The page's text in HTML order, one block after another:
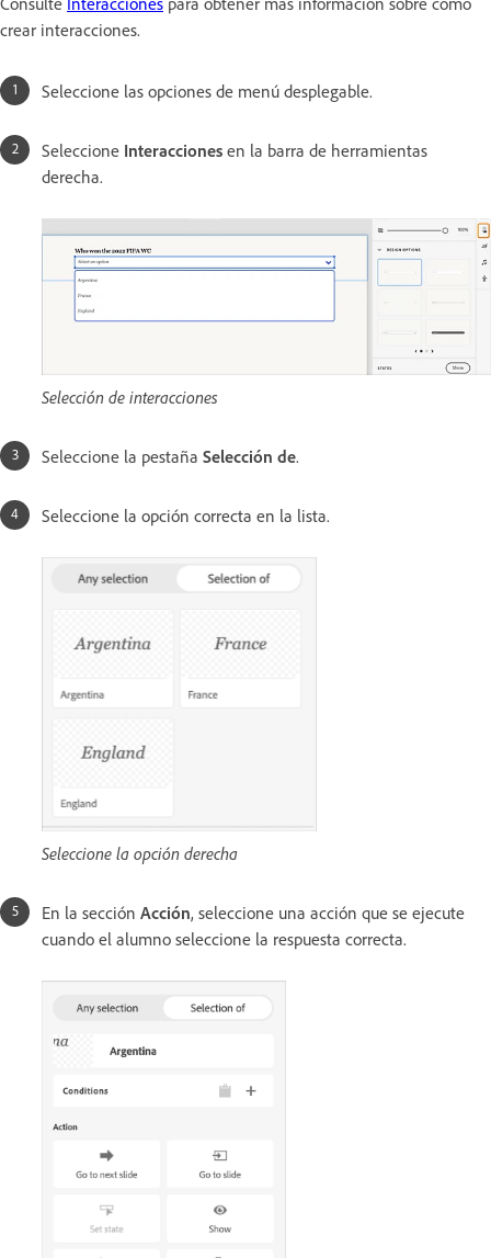
crear interacciones.
Seleccione las opciones de menú desplegable.
Seleccione Interacciones en la barra de herramientas
derecha.
Selección de interacciones
Seleccione la pestaña Selección de.
Seleccione la opción correcta en la lista.
Seleccione la opción derecha
En la sección Acción, seleccione una acción que se ejecute
cuando el alumno seleccione la respuesta correcta.